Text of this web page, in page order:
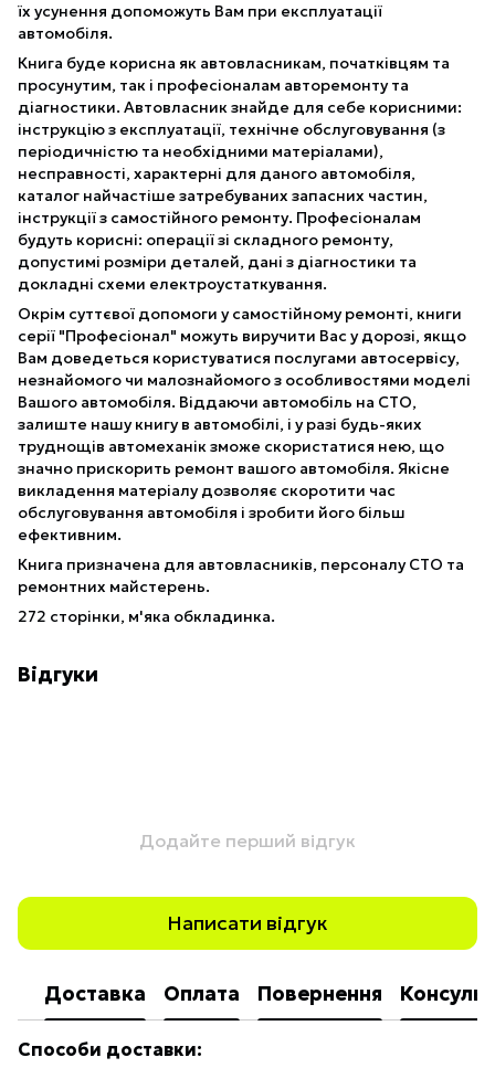
їх усунення допоможуть Вам при експлуатації
автомобіля.
Книга буде корисна як автовласникам, початківцям та
просунутим, так і професіоналам авторемонту та
діагностики. Автовласник знайде для себе корисними:
інструкцію з експлуатації, технічне обслуговування (з
періодичністю та необхідними матеріалами),
несправності, характерні для даного автомобіля,
каталог найчастіше затребуваних запасних частин,
інструкції з самостійного ремонту. Професіоналам
будуть корисні: операції зі складного ремонту,
допустимі розміри деталей, дані з діагностики та
докладні схеми електроустаткування.
Окрім суттєвої допомоги у самостійному ремонті, книги
серії "Професіонал" можуть виручити Вас у дорозі, якщо
Вам доведеться користуватися послугами автосервісу,
незнайомого чи малознайомого з особливостями моделі
Вашого автомобіля. Віддаючи автомобіль на СТО,
залиште нашу книгу в автомобілі, і у разі будь-яких
труднощів автомеханік зможе скористатися нею, що
значно прискорить ремонт вашого автомобіля. Якісне
викладення матеріалу дозволяє скоротити час
обслуговування автомобіля і зробити його більш
ефективним.
Книга призначена для автовласників, персоналу СТО та
ремонтних майстерень.
272 сторінки, м'яка обкладинка.
Відгуки
Додайте перший відгук
Написати відгук
Доставка Оплата Повернення
Способи доставки: